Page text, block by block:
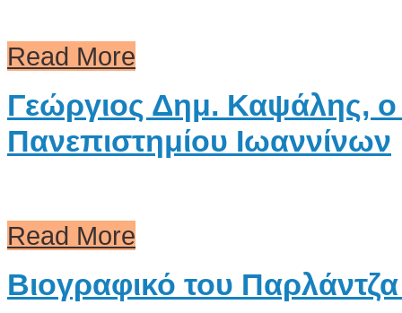
Read More
Γεώργιος Δημ. Καψάλης, ο
Πανεπιστημίου Ιωαννίνων
Read More
Βιογραφικό του